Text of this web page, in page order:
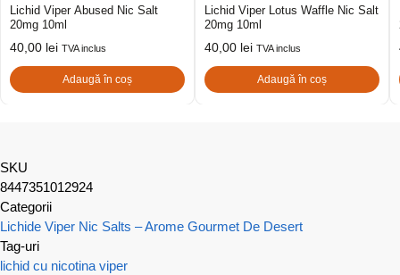
Lichid Viper Abused Nic Salt
20mg 10ml
40,00 lei TVA inclus
Adaugă în coș
Lichid Viper Lotus Waffle Nic Salt
20mg 10ml
40,00 lei TVA inclus
Adaugă în coș
SKU
8447351012924
Categorii
Lichide Viper Nic Salts – Arome Gourmet De Desert
Tag-uri
lichid cu nicotina viper